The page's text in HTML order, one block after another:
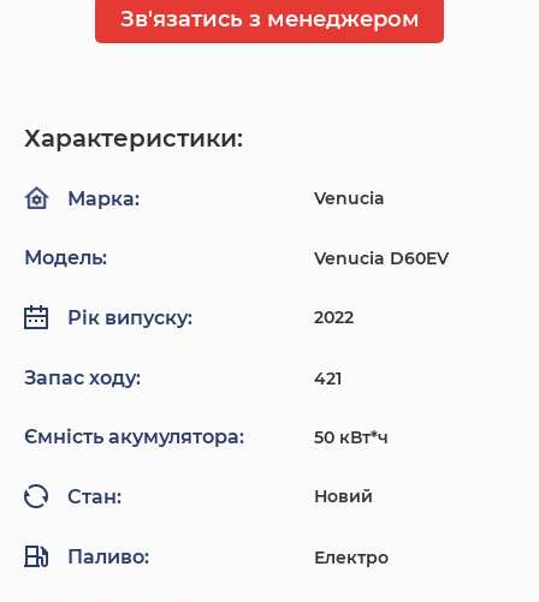
Зв'язатись з менеджером
Характеристики:
Марка: Venucia
Модель: Venucia D60EV
Рік випуску: 2022
Запас ходу: 421
Ємність акумулятора: 50 кВт*ч
Стан: Новий
Паливо: Електро